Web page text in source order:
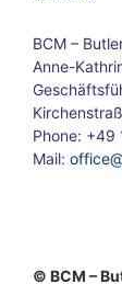
BCM –
Anne-
Phone: +49
Mail:
© BCM –